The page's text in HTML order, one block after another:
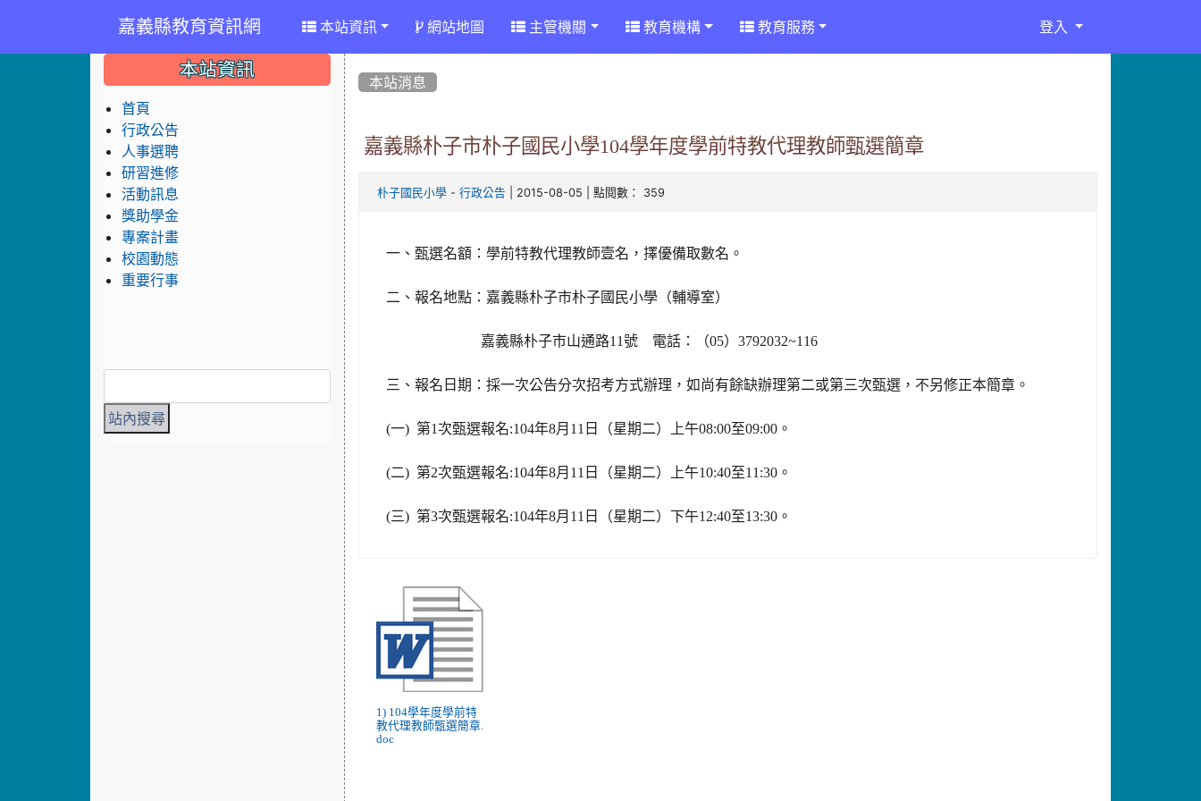
嘉義縣教育資訊網 本站資訊 網站地圖 主管機關 教育機構 教育服務 登入
本站消息
嘉義縣朴子市朴子國民小學104學年度學前特教代理教師甄選簡章
朴子國民小學 -行政公告 | 2015-08-05 | 點閱數： 359
一、甄選名額：學前特教代理教師壹名，擇優備取數名。
二、報名地點：嘉義縣朴子市朴子國民小學（輔導室）
嘉義縣朴子市山通路11號 電話：（05）3792032~116
三、報名日期：採一次公告分次招考方式辦理，如尚有餘缺辦理第二或第三次甄選，不另修正本簡章。
(一) 第1次甄選報名:104年8月 11 日（星期二）上午08:00至09:00 。
(二) 第2次甄選報名:104年8月 11 日（星期二）上午10:40至11:30 。
(三) 第3次甄選報名:104年8月 11 日（星期二）下午12:40至13:30 。
1) 104學年度學前特
教代理教師甄選簡章.
doc
::: 本站資訊
首頁
行政公告
人事選聘
研習進修
活動訊息
獎助學金
專案計畫
校園動態
重要行事